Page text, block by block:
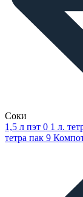
Соки
1,5 л пэт 0 1 л.
тетра пак 9